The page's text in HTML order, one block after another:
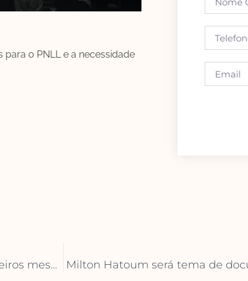
o PNLL e a necessidade
Varejo de livros no Brasil registra altas nos três primeiros meses de 2026 Milton Hatoum será tema de